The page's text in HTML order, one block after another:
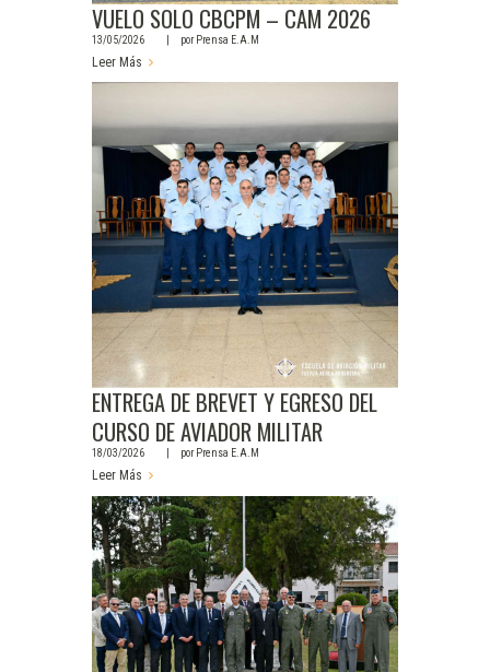
VUELO SOLO CBCPM – CAM 2026
13/05/2026 porPrensa E.A.M
Leer Más
ENTREGA DE BREVET Y EGRESO DEL
CURSO DE AVIADOR MILITAR
18/03/2026 porPrensa E.A.M
Leer Más